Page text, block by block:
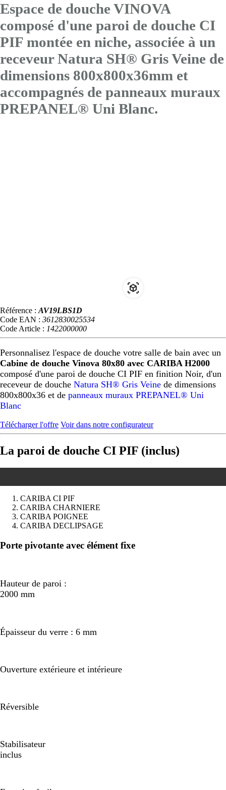
Espace de douche VINOVA
composé d'une paroi de douche CI
PIF montée en niche, associée à un
receveur Natura SH® Gris Veine de
dimensions 800x800x36mm et
accompagnés de panneaux muraux
PREPANEL® Uni Blanc.
Référence : AV19LBS1D
Code EAN : 3612830025534
Code Article : 1422000000
Personnalisez l'espace de douche votre salle de bain avec un
Cabine de douche Vinova 80x80 avec CARIBA H2000
composé d'une paroi de douche CI PIF en finition Noir, d'un
receveur de douche Natura SH® Gris Veine de dimensions
800x800x36 et de panneaux muraux PREPANEL® Uni
Blanc
Télécharger l'offre Voir dans notre configurateur
La paroi de douche CI PIF (inclus)
CARIBA CI PIF
CARIBA CHARNIERE
CARIBA POIGNEE
CARIBA DECLIPSAGE
Précédent
Suivant
Porte pivotante avec élément fixe
Hauteur de paroi :
2000 mm
Épaisseur du verre : 6 mm
Ouverture extérieure et intérieure
Réversible
Stabilisateur
inclus